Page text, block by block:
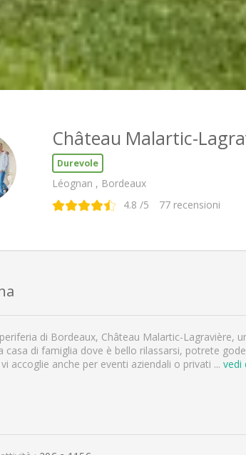
Château Malartic-
Durevole
Léognan , Bordeaux
4.8 /5 77 recensioni
di Bordeaux, Château Malartic-Lagravière,
casa di famiglia dove è bello rilassarsi, potrete
accoglie anche per eventi aziendali o privati ... vedi